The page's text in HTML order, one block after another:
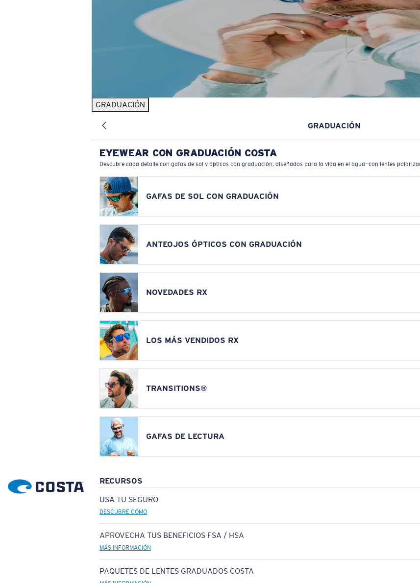
GRADUACIÓN
GRADUACIÓN
EYEWEAR CON GRADUACIÓN COSTA
Descubre cada detalle con gafas de sol y ópticos con graduación, diseñados para la vida en el agua—con lentes
GAFAS DE SOL CON GRADUACIÓN
ANTEOJOS ÓPTICOS CON GRADUACIÓN
NOVEDADES RX
LOS MÁS VENDIDOS RX
TRANSITIONS®
GAFAS DE LECTURA
RECURSOS
USA TU SEGURO
DESCUBRE CÓMO
APROVECHA TUS BENEFICIOS FSA / HSA
MÁS INFORMACIÓN
PAQUETES DE LENTES GRADUADOS COSTA